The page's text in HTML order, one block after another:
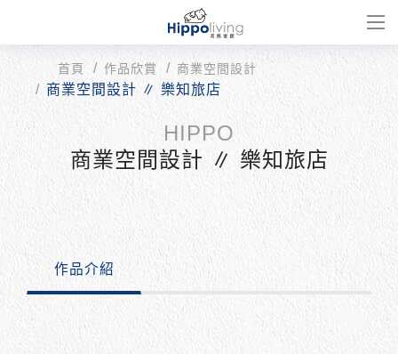
首頁 作品欣賞 商業空間設計
商業空間設計 ∥ 樂知旅店
商業空間設計 ∥ 樂知旅店
作品介紹